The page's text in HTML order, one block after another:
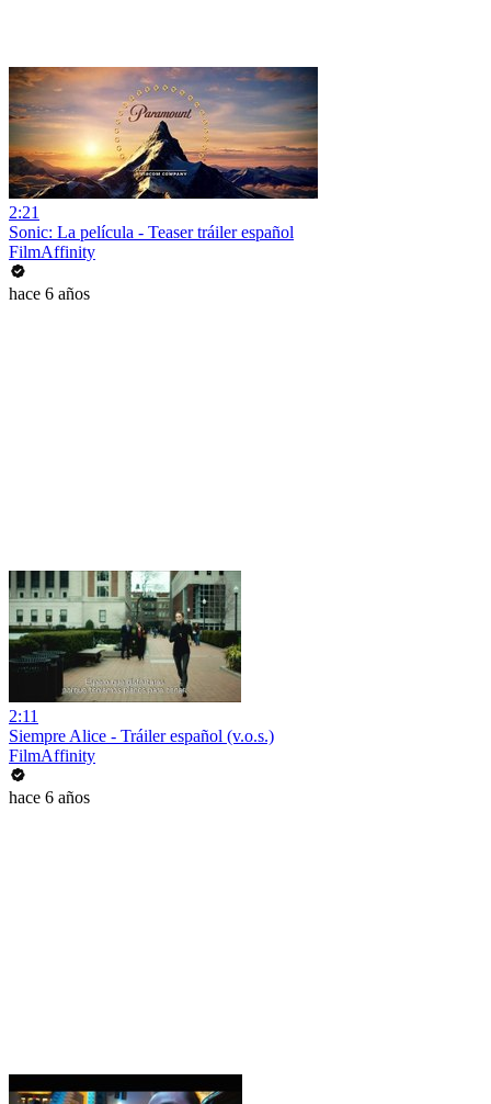
2:21
Sonic: La película - Teaser tráiler español
FilmAffinity
hace 6 años
2:11
Siempre Alice - Tráiler español (v.o.s.)
FilmAffinity
hace 6 años